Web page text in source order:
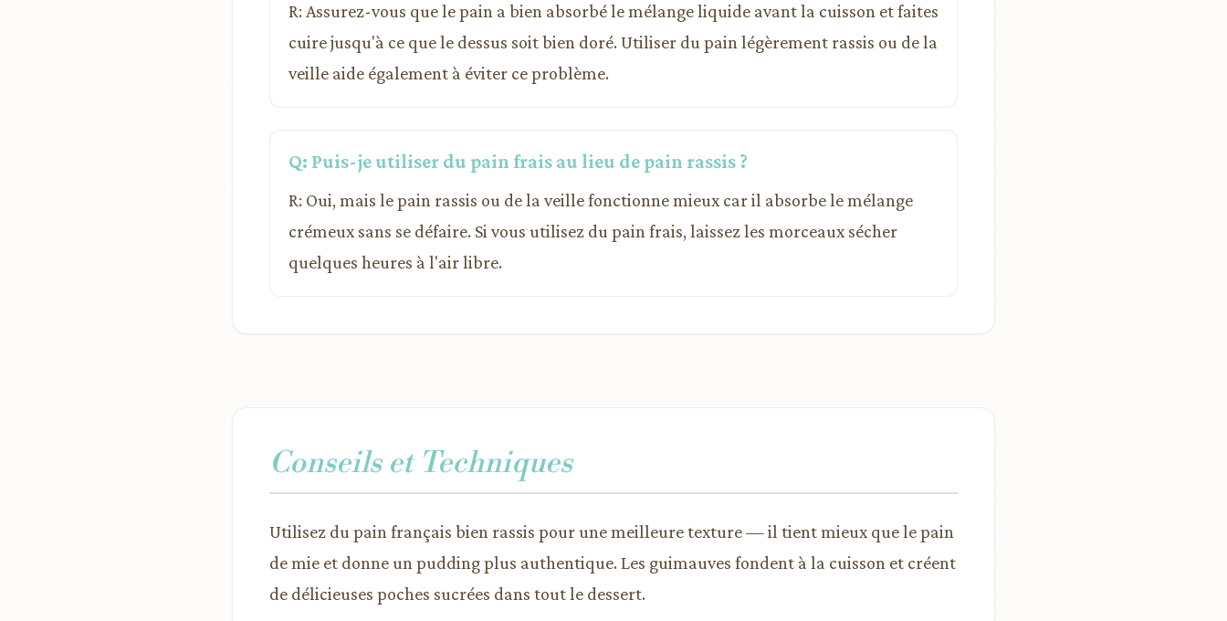
R: Assurez-vous que le pain a bien absorbé le mélange liquide avant la cuisson et faites
cuire jusqu'à ce que le dessus soit bien doré. Utiliser du pain légèrement rassis ou de la
veille aide également à éviter ce problème.
Q: Puis-je utiliser du pain frais au lieu de pain rassis ?
R: Oui, mais le pain rassis ou de la veille fonctionne mieux car il absorbe le mélange
crémeux sans se défaire. Si vous utilisez du pain frais, laissez les morceaux sécher
quelques heures à l'air libre.
Conseils et Techniques
Utilisez du pain français bien rassis pour une meilleure texture — il tient mieux que le pain
de mie et donne un pudding plus authentique. Les guimauves fondent à la cuisson et créent
de délicieuses poches sucrées dans tout le dessert.